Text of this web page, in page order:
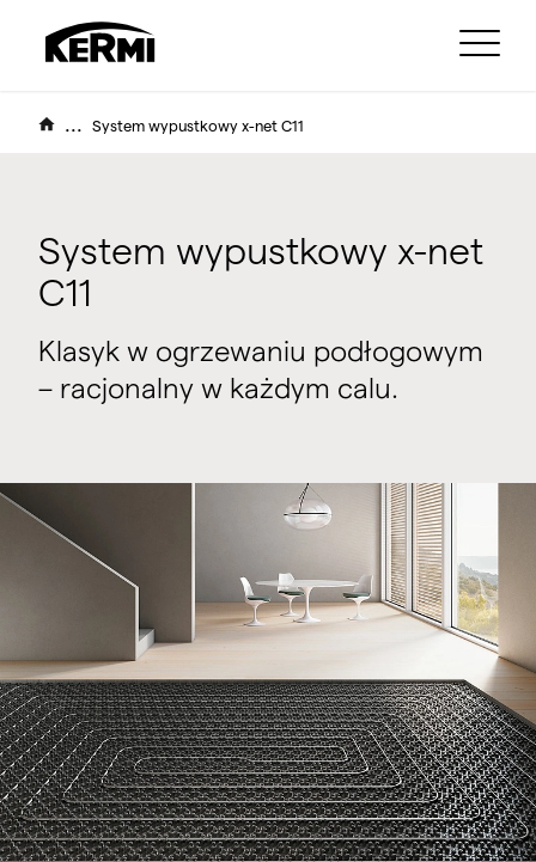
... System wypustkowy x-net C11
System wypustkowy x-net
C11
Klasyk w ogrzewaniu podłogowym
– racjonalny w każdym calu.